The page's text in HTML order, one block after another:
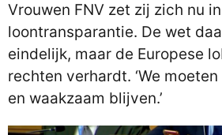
Vrouwen FNV zet zij zich nu
loontransparantie. De wet
eindelijk, maar de Europese
rechten verhardt. ‘We
en waakzaam blijven.’